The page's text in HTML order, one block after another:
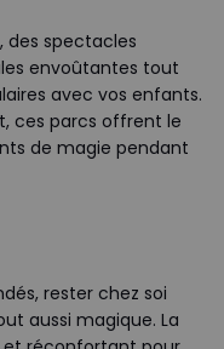
des spectacles
envoûtantes tout
avec vos enfants.
ces parcs offrent le
de magie pendant
rester chez soi
aussi magique. La